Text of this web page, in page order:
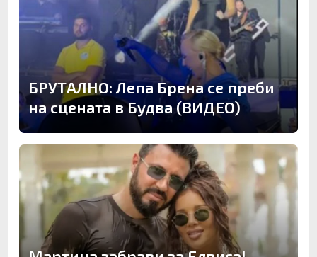
БРУТАЛНО: Лепа Брена се преби
на сцената в Будва (ВИДЕО)